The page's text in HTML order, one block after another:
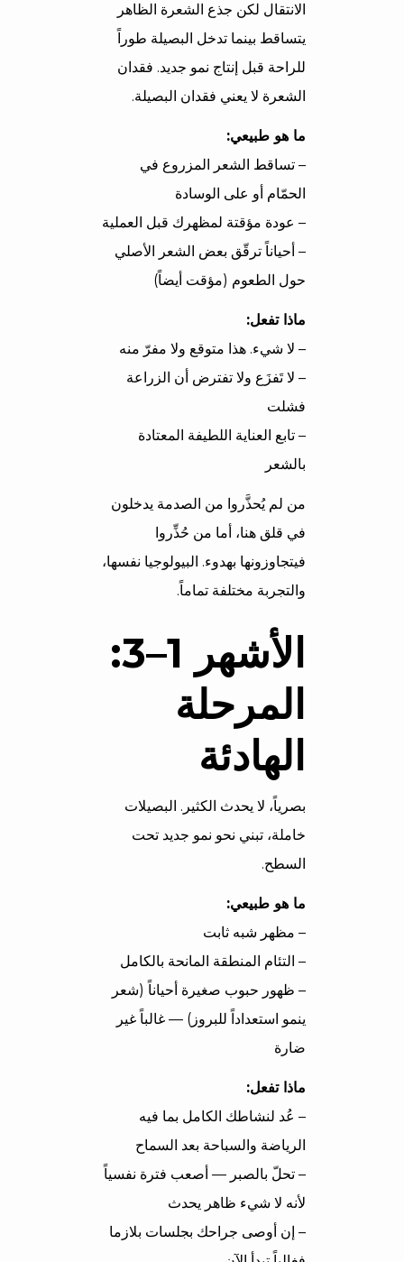
الانتقال لكن جذع الشعرة الظاهر
يتساقط بينما تدخل البصيلة طوراً
للراحة قبل إنتاج نمو جديد. فقدان
الشعرة لا يعني فقدان البصيلة.
ما هو طبيعي:
– تساقط الشعر المزروع في
الحمّام أو على الوسادة
– عودة مؤقتة لمظهرك قبل العملية
– أحياناً ترقّق بعض الشعر الأصلي
حول الطعوم (مؤقت أيضاً)
ماذا تفعل:
– لا شيء. هذا متوقع ولا مفرّ منه
– لا تَفزَع ولا تفترض أن الزراعة
فشلت
– تابع العناية اللطيفة المعتادة
بالشعر
من لم يُحذَّروا من الصدمة يدخلون
في قلق هنا، أما من حُذِّروا
فيتجاوزونها بهدوء. البيولوجيا نفسها،
والتجربة مختلفة تماماً.
الأشهر 1–3:
المرحلة
الهادئة
بصرياً، لا يحدث الكثير. البصيلات
خاملة، تبني نحو نمو جديد تحت
السطح.
ما هو طبيعي:
– مظهر شبه ثابت
– التئام المنطقة المانحة بالكامل
– ظهور حبوب صغيرة أحياناً (شعر
ينمو استعداداً للبروز) — غالباً غير
ضارة
ماذا تفعل:
– عُد لنشاطك الكامل بما فيه
الرياضة والسباحة بعد السماح
– تحلّ بالصبر — أصعب فترة نفسياً
لأنه لا شيء ظاهر يحدث
– إن أوصى جراحك بجلسات بلازما